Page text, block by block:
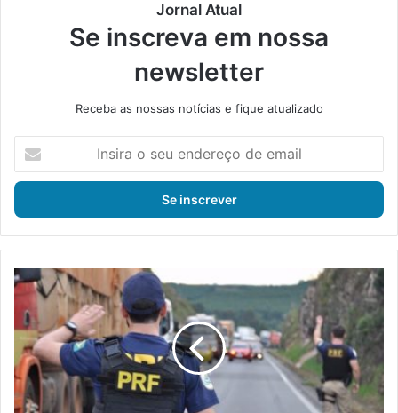
Jornal Atual
Se inscreva em nossa
newsletter
Receba as nossas notícias e fique atualizado
s
r
a
s
e
e
d
e
r
P
R
a
r
e
c